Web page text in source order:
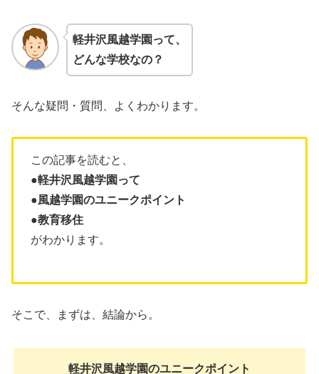
軽井沢風越学園 って、
どんな学校なの？
そんな疑問・質問、よくわかります。
この記事を読むと、
●軽井沢風越学園って
●風越学園のユニークポイント
●教育移住
がわかります。
そこで、まずは、結論から。
軽井沢風越学園のユニークポイント